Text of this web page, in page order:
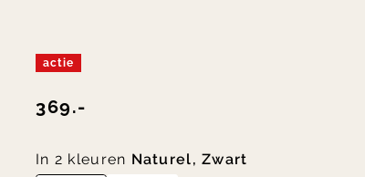
actie
369.-
In 2 kleuren Naturel, Zwart